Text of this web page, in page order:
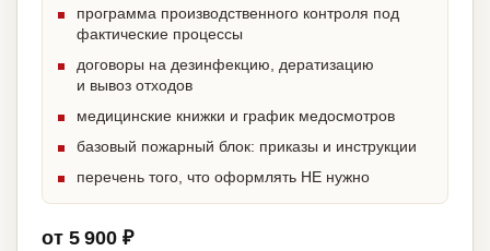
программа производственного контроля под
фактические процессы
договоры на дезинфекцию, дератизацию
и вывоз отходов
медицинские книжки и график медосмотров
базовый пожарный блок: приказы и инструкции
перечень того, что оформлять НЕ нужно
от 5 900 ₽